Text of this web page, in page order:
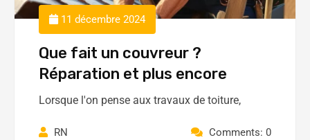
11 décembre 2024
Que fait un couvreur ?
Réparation et plus encore
Lorsque l'on pense aux travaux de toiture,
RN Comments: 0